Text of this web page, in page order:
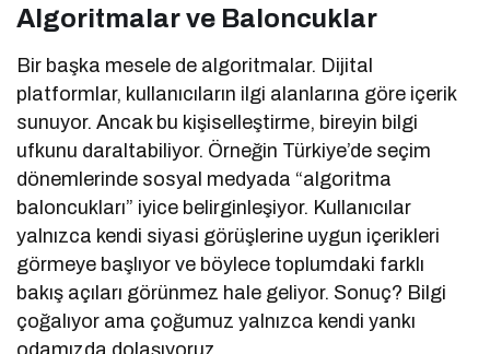
Algoritmalar ve Baloncuklar
Bir başka mesele de algoritmalar. Dijital
platformlar, kullanıcıların ilgi alanlarına göre içerik
sunuyor. Ancak bu kişiselleştirme, bireyin bilgi
ufkunu daraltabiliyor. Örneğin Türkiye’de seçim
dönemlerinde sosyal medyada “algoritma
baloncukları” iyice belirginleşiyor. Kullanıcılar
yalnızca kendi siyasi görüşlerine uygun içerikleri
görmeye başlıyor ve böylece toplumdaki farklı
bakış açıları görünmez hale geliyor. Sonuç? Bilgi
çoğalıyor ama çoğumuz yalnızca kendi yankı